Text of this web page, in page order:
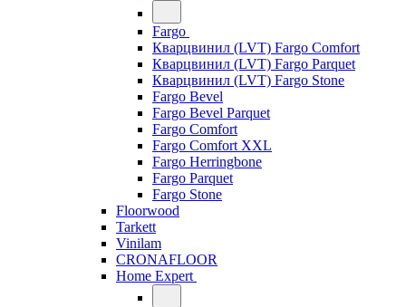
Fargo
Кварцвинил (LVT) Fargo Comfort
Кварцвинил (LVT) Fargo Parquet
Кварцвинил (LVT) Fargo Stone
Fargo Bevel
Fargo Bevel Parquet
Fargo Comfort
Fargo Comfort XXL
Fargo Herringbone
Fargo Parquet
Fargo Stone
Floorwood
Tarkett
Vinilam
CRONAFLOOR
Home Expert